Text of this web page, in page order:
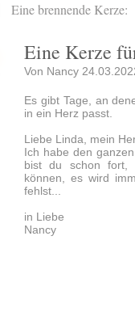
Eine brennende Kerze:
Eine Kerze
Von Nancy
Es gibt Tage, an
in ein Herz passt.
Liebe Linda, mein
Ich habe den
bist du schon fort,
können, es wird
fehlst...
in Liebe
Nancy